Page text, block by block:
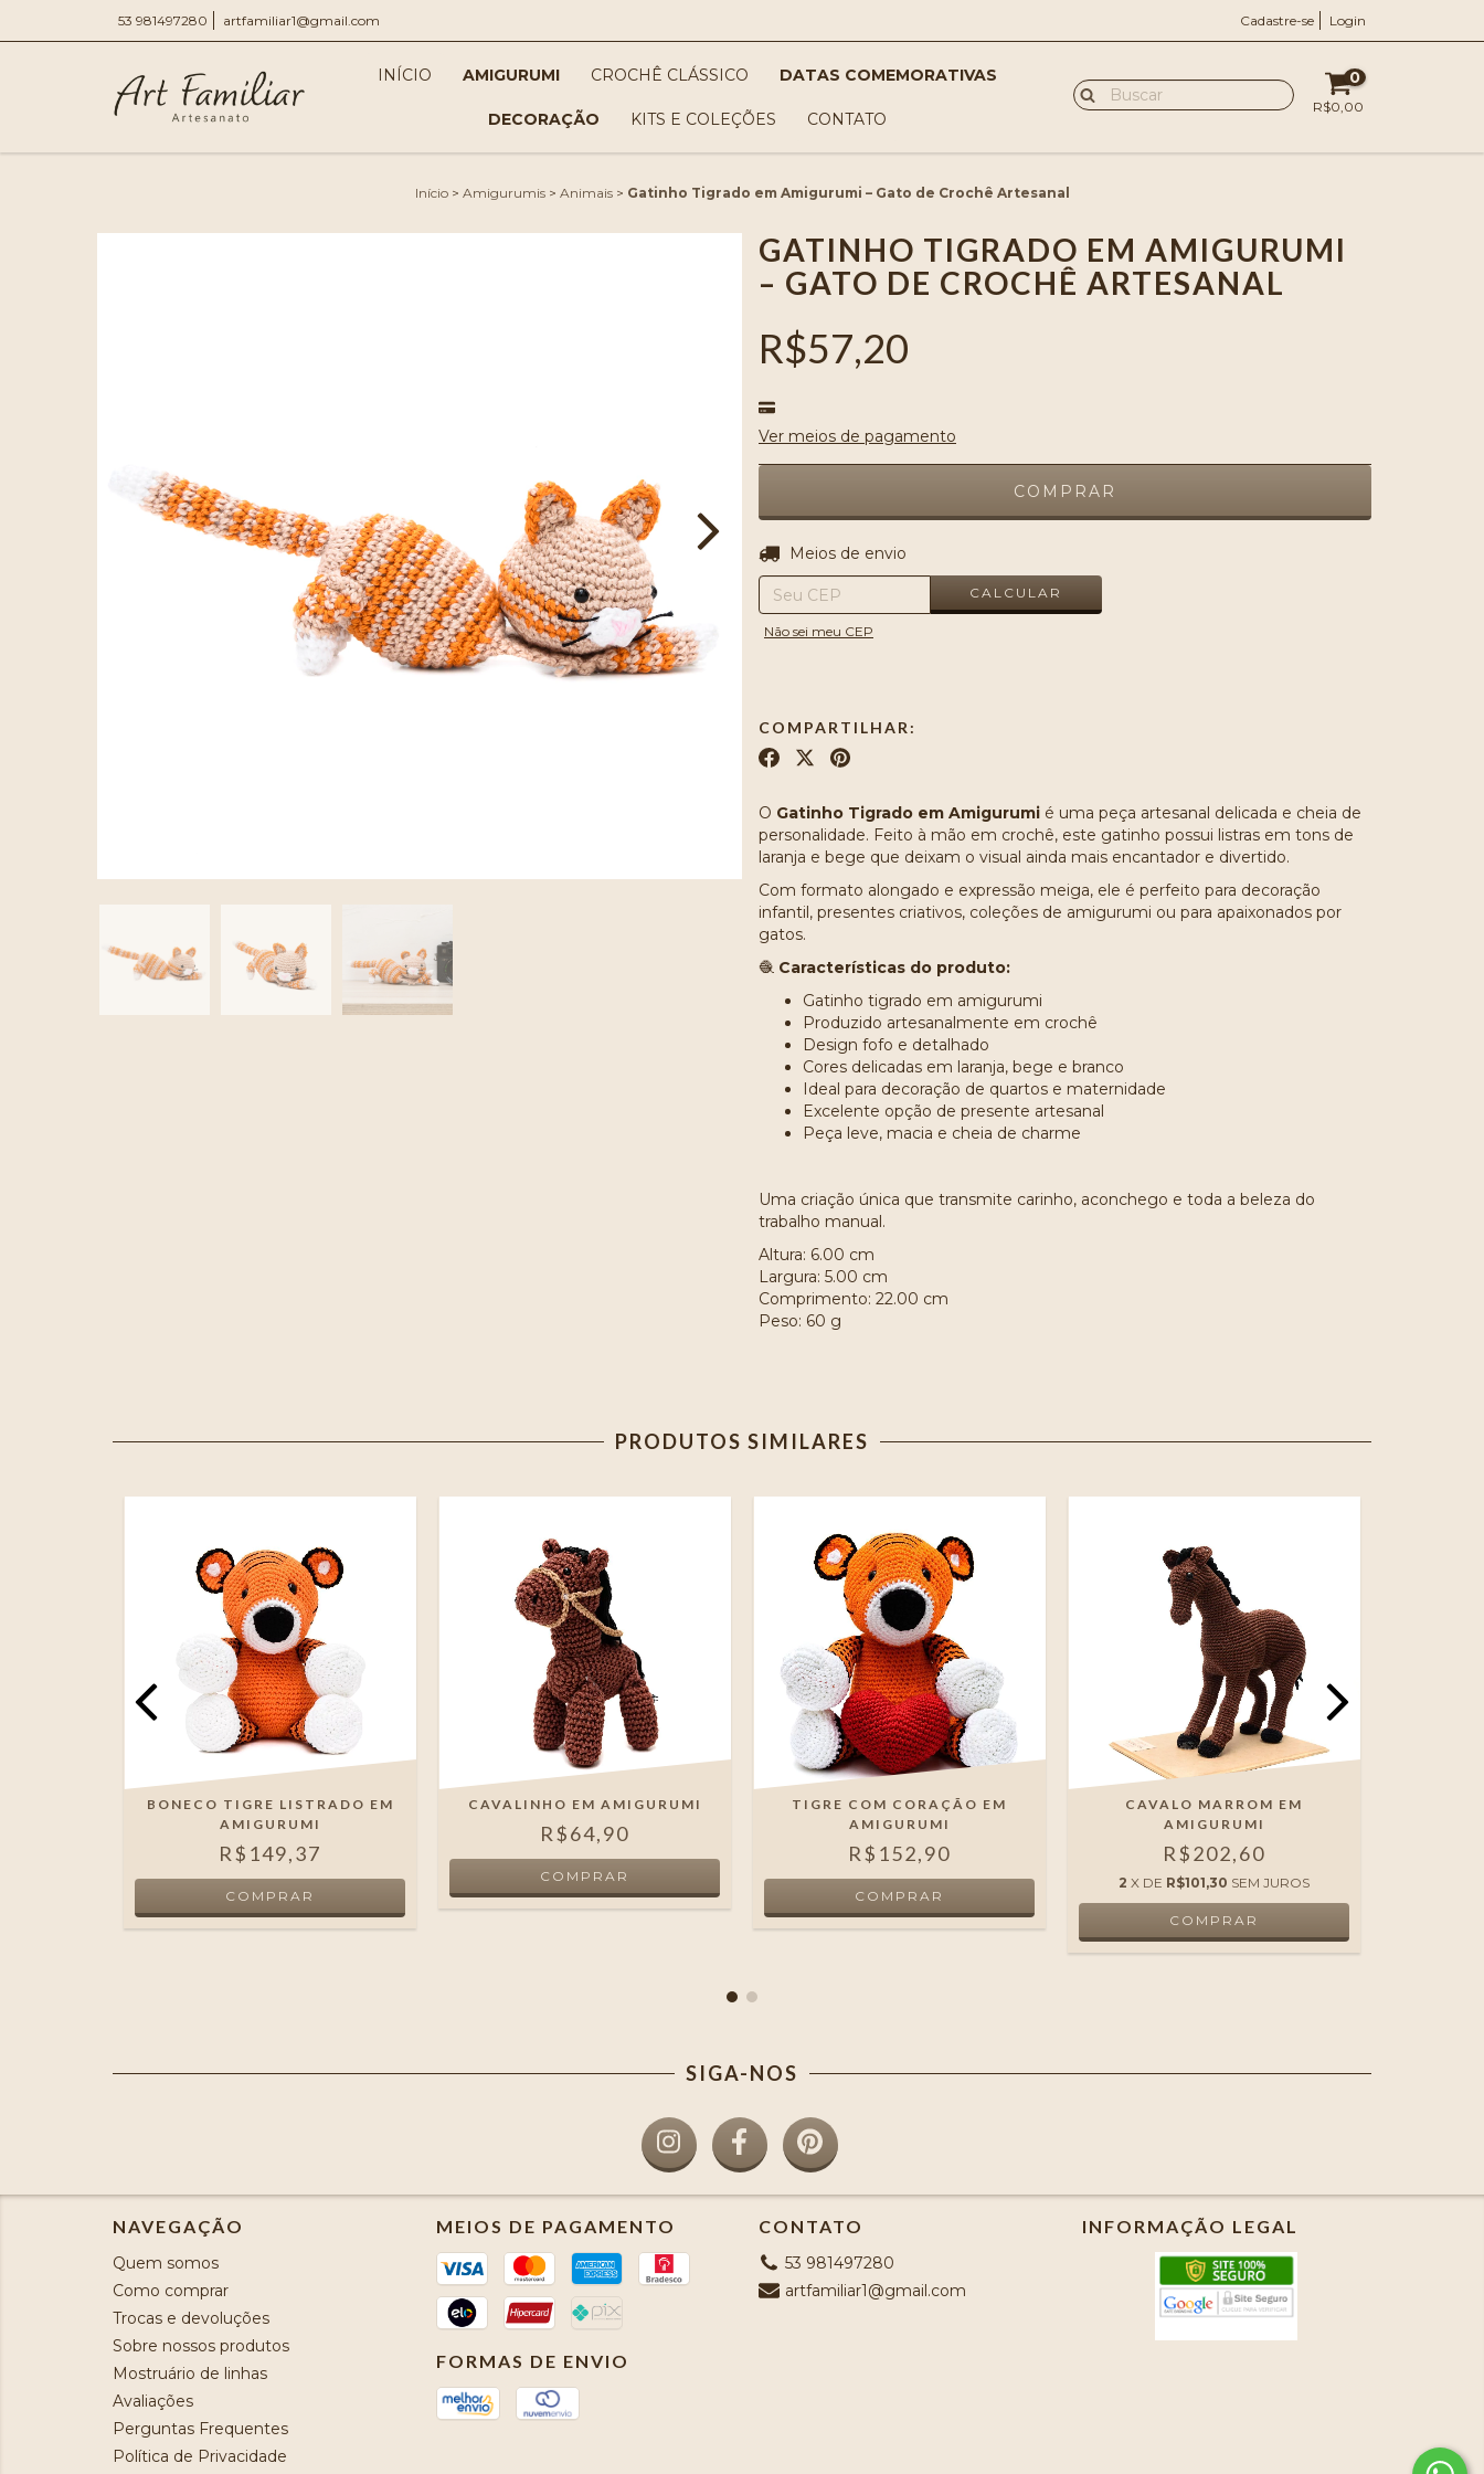
53 981497280 artfamiliar1@gmail.com Cadastre-se Login
INÍCIO AMIGURUMI CROCHÊ CLÁSSICO DATAS COMEMORATIVAS
DECORAÇÃO KITS E COLEÇÕES CONTATO
0
R$0,00
Início > Amigurumis > Animais > Gatinho Tigrado em Amigurumi – Gato de Crochê Artesanal
GATINHO TIGRADO EM AMIGURUMI
– GATO DE CROCHÊ ARTESANAL
R$57,20
Ver meios de pagamento
Entregas para o CEP:
Meios de envio
CALCULAR
Não sei meu CEP
COMPARTILHAR:
O Gatinho Tigrado em Amigurumi é uma peça artesanal delicada e cheia de
personalidade. Feito à mão em crochê, este gatinho possui listras em tons de
laranja e bege que deixam o visual ainda mais encantador e divertido.
Com formato alongado e expressão meiga, ele é perfeito para decoração
infantil, presentes criativos, coleções de amigurumi ou para apaixonados por
gatos.
🧶 Características do produto:
Gatinho tigrado em amigurumi
Produzido artesanalmente em crochê
Design fofo e detalhado
Cores delicadas em laranja, bege e branco
Ideal para decoração de quartos e maternidade
Excelente opção de presente artesanal
Peça leve, macia e cheia de charme
Uma criação única que transmite carinho, aconchego e toda a beleza do
trabalho manual.
Altura: 6.00 cm
Largura: 5.00 cm
Comprimento: 22.00 cm
Peso: 60 g
PRODUTOS SIMILARES
BONECO TIGRE LISTRADO EM
AMIGURUMI
R$149,37
CAVALINHO EM AMIGURUMI
R$64,90
TIGRE COM CORAÇÃO EM
AMIGURUMI
R$152,90
CAVALO MARROM EM
AMIGURUMI
R$202,60
2 X DE R$101,30 SEM JUROS
SIGA-NOS
NAVEGAÇÃO
Quem somos
Como comprar
Trocas e devoluções
Sobre nossos produtos
Mostruário de linhas
Avaliações
Perguntas Frequentes
Política de Privacidade
MEIOS DE PAGAMENTO
FORMAS DE ENVIO
CONTATO
53 981497280
artfamiliar1@gmail.com
INFORMAÇÃO LEGAL